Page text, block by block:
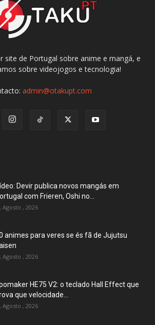
site de Portugal sobre anime e mangá, e
sobre videojogos e tecnologia!
admin@otakupt.com
Devir publica novos mangás em
com Frieren, Oshi no...
Agosto , 2026
animes para veres se és fã de Jujutsu
Agosto , 2026
HE75 V2: o teclado Hall Effect que
que velocidade...
Agosto , 2026